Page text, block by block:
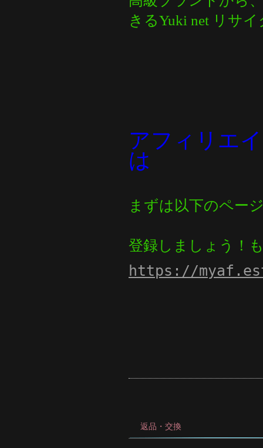
きるYuki net リサ
アフィリエ
は
まずは以下のペー
登録しましょう！
https://
返品・交換